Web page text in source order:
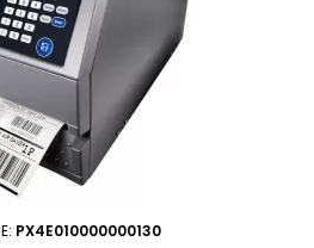
PX4E010000000130